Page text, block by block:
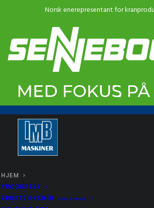
HJEM
PRODUKTER
BRUKTE KRANER
USED CRANES